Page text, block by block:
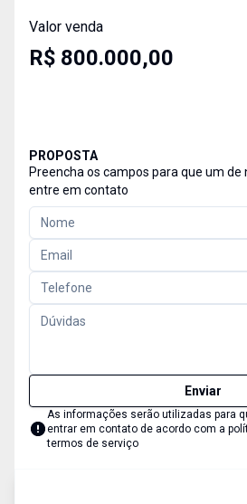
Valor venda
R$ 800.000,00
PROPOSTA
Preencha os campos para que um de
entre em contato
Enviar
As informações serão utilizadas para
entrar em contato de acordo com a
termos de serviço